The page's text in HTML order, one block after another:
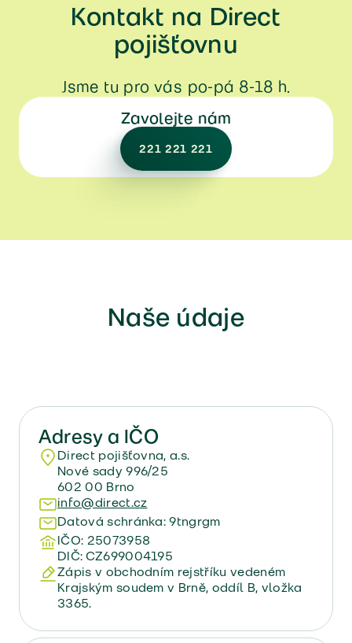
Kontakt na Direct
pojišťovnu
Jsme tu pro vás po-pá 8-18 h.
Zavolejte nám
221 221 221
Naše údaje
Adresy a IČO
Direct pojišťovna, a.s.
Nové sady 996/25
602 00 Brno
info@direct.cz
Datová schránka: 9tngrgm
IČO: 25073958
DIČ: CZ699004195
Zápis v obchodním rejstříku vedeném
Krajským soudem v Brně, oddíl B, vložka
3365.